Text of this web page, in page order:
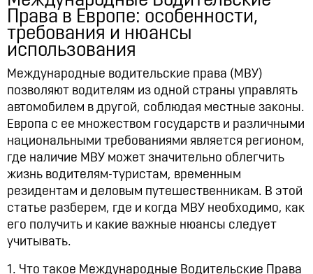
Права в Европе: особенности,
требования и нюансы
использования
Международные водительские права (МВУ)
позволяют водителям из одной страны управлять
автомобилем в другой, соблюдая местные законы.
Европа с ее множеством государств и различными
национальными требованиями является регионом,
где наличие МВУ может значительно облегчить
жизнь водителям-туристам, временным
резидентам и деловым путешественникам. В этой
статье разберем, где и когда МВУ необходимо, как
его получить и какие важные нюансы следует
учитывать.
1. Что такое Международные Водительские Права
07:46, 15.07.2026 5935